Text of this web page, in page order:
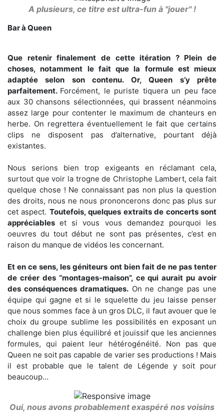
A plusieurs, ce titre est ultra-fun à "jouer" !
Bar à Queen
Que retenir finalement de cette itération ? Plein de
choses, notamment le fait que la formule est mieux
adaptée selon son contenu. Or, Queen s’y prête
parfaitement. Forcément, le puriste tiquera un peu face
aux 30 chansons sélectionnées, qui brassent néanmoins
assez large pour contenter le maximum de chanteurs en
herbe. On regrettera éventuellement le fait que certains
clips ne disposent pas d’alternative, pourtant déjà
existantes.
Nous serions bien trop exigeants en réclamant cela,
surtout que voir la trogne de Christophe Lambert, cela fait
quelque chose ! Ne connaissant pas non plus la question
des droits, nous ne nous prononcerons donc pas plus sur
cet aspect. Toutefois, quelques extraits de concerts sont
appréciableset si vous vous demandez pourquoi les
oeuvres du tout début ne sont pas présentes, c’est en
raison du manque de vidéos les concernant.
Et en ce sens, les géniteurs ont bien fait de ne pas tenter
de créer des “montages-maison”, ce qui aurait pu avoir
des conséquences dramatiques.On ne change pas une
équipe qui gagne et si le squelette du jeu laisse penser
que nous sommes face à un gros DLC, il faut avouer que le
choix du groupe sublime les possibilités en exposant un
challenge bien plus équilibré et jouissif que les anciennes
formules, qui paient leur hétérogénéité. Non pas que
Queen ne soit pas capable de varier ses productions ! Mais
il est probable que le talent de Légende y soit pour
beaucoup…
Oui, nous avons probablement exaspéré nos voisins